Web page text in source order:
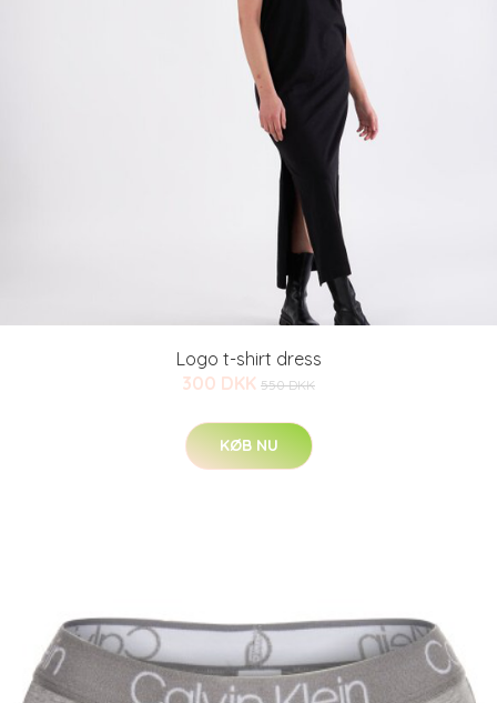
Logo t-shirt dress
300 DKK 550 DKK
KØB NU